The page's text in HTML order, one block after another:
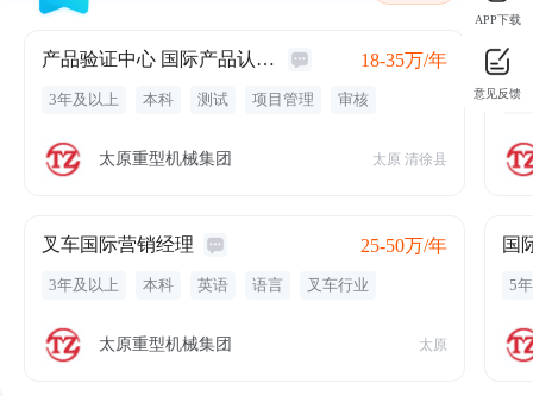
产品验证中心 国际产品认证工程师 18-35万/年
3年及以上 本科 测试 项目管理
审核
技术法规
五险一金 免费班车
太原重型机械集团 太原 清徐县
3
有
叉车国际营销经理 25-50万/年
3年及以上 本科 英语 语言 叉车行业
太原重型机械集团 太原
5
APP下载
意见反馈